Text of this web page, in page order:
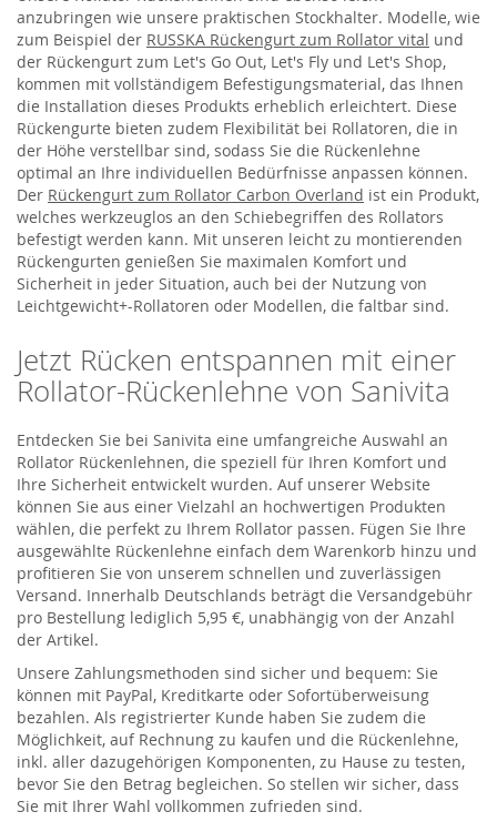
anzubringen wie unsere praktischen Stockhalter. Modelle, wie
zum Beispiel der RUSSKA Rückengurt zum Rollator vital und
der Rückengurt zum Let's Go Out, Let's Fly und Let's Shop,
kommen mit vollständigem Befestigungsmaterial, das Ihnen
die Installation dieses Produkts erheblich erleichtert. Diese
Rückengurte bieten zudem Flexibilität bei Rollatoren, die in
der Höhe verstellbar sind, sodass Sie die Rückenlehne
optimal an Ihre individuellen Bedürfnisse anpassen können.
Der Rückengurt zum Rollator Carbon Overland ist ein Produkt,
welches werkzeuglos an den Schiebegriffen des Rollators
befestigt werden kann. Mit unseren leicht zu montierenden
Rückengurten genießen Sie maximalen Komfort und
Sicherheit in jeder Situation, auch bei der Nutzung von
Leichtgewicht+-Rollatoren oder Modellen, die faltbar sind.
Jetzt Rücken entspannen mit einer
Rollator-Rückenlehne von Sanivita
Entdecken Sie bei Sanivita eine umfangreiche Auswahl an
Rollator Rückenlehnen, die speziell für Ihren Komfort und
Ihre Sicherheit entwickelt wurden. Auf unserer Website
können Sie aus einer Vielzahl an hochwertigen Produkten
wählen, die perfekt zu Ihrem Rollator passen. Fügen Sie Ihre
ausgewählte Rückenlehne einfach dem Warenkorb hinzu und
profitieren Sie von unserem schnellen und zuverlässigen
Versand. Innerhalb Deutschlands beträgt die Versandgebühr
pro Bestellung lediglich 5,95 €, unabhängig von der Anzahl
der Artikel.
Unsere Zahlungsmethoden sind sicher und bequem: Sie
können mit PayPal, Kreditkarte oder Sofortüberweisung
bezahlen. Als registrierter Kunde haben Sie zudem die
Möglichkeit, auf Rechnung zu kaufen und die Rückenlehne,
inkl. aller dazugehörigen Komponenten, zu Hause zu testen,
bevor Sie den Betrag begleichen. So stellen wir sicher, dass
Sie mit Ihrer Wahl vollkommen zufrieden sind.